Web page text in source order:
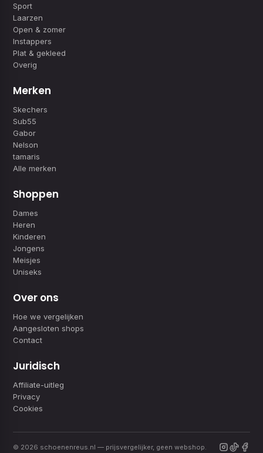
Sport
Laarzen
Open & zomer
Instappers
Plat & gekleed
Overig
Merken
Skechers
Sub55
Gabor
Nelson
tamaris
Alle merken
Shoppen
Dames
Heren
Kinderen
Jongens
Meisjes
Uniseks
Over ons
Hoe we vergelijken
Aangesloten shops
Contact
Juridisch
Affiliate-uitleg
Privacy
Cookies
© 2026 schoenenreus.nl — prijsvergelijker, geen webshop.